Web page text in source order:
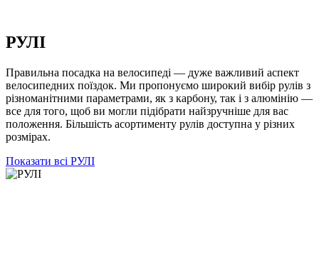
РУЛІ
Правильна посадка на велосипеді — дуже важливий аспект
велосипедних поїздок. Ми пропонуємо широкий вибір рулів з
різноманітними параметрами, як з карбону, так і з алюмінію —
все для того, щоб ви могли підібрати найзручніше для вас
положення. Більшість асортименту рулів доступна у різних
розмірах.
Показати всі РУЛІ